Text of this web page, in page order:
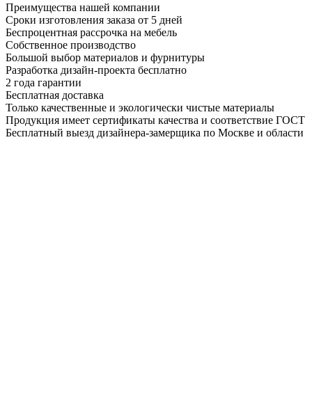
Преимущества нашей компании
Сроки изготовления заказа от 5 дней
Беспроцентная рассрочка на мебель
Собственное производство
Большой выбор материалов и фурнитуры
Разработка дизайн-проекта бесплатно
2 года гарантии
Бесплатная доставка
Только качественные и экологически чистые материалы
Продукция имеет сертификаты качества и соответствие ГОСТ
Бесплатный выезд дизайнера-замерщика по Москве и области